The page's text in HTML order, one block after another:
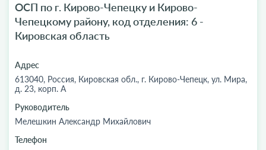
ОСП по г. Кирово-Чепецку и Кирово-
Чепецкому району, код отделения: 6 -
Кировская область
Адрес
613040, Россия, Кировская обл., г. Кирово-Чепецк, ул. Мира,
д. 23, корп. А
Руководитель
Мелешкин Александр Михайлович
Телефон